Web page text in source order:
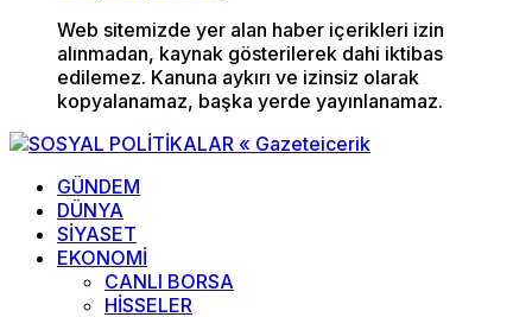
Web sitemizde yer alan haber içerikleri izin
alınmadan, kaynak gösterilerek dahi iktibas
edilemez. Kanuna aykırı ve izinsiz olarak
kopyalanamaz, başka yerde yayınlanamaz.
GÜNDEM
DÜNYA
SİYASET
EKONOMİ
CANLI BORSA
HİSSELER